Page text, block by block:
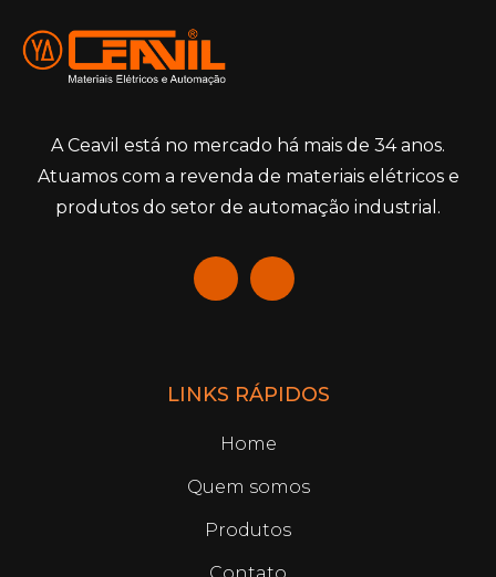
A Ceavil está no mercado há mais de 34 anos.
Atuamos com a revenda de materiais elétricos e
produtos do setor de automação industrial.
LINKS RÁPIDOS
Home
Quem somos
Produtos